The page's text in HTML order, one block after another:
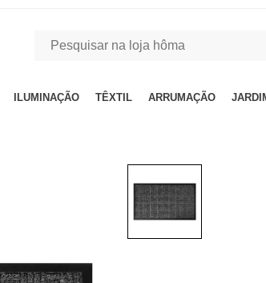
ILUMINAÇÃO TÊXTIL ARRUMAÇÃO